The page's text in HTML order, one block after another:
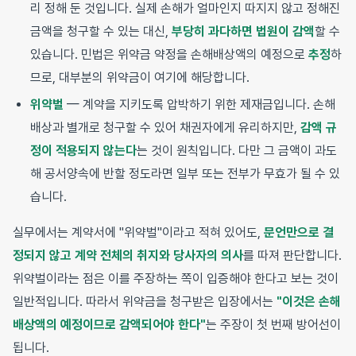
리 정해 둔 것입니다. 실제 손해가 얼마인지 따지지 않고 정해진
금액을 청구할 수 있는 대신, 부당히 과다하면 법원이 감액할 수
있습니다. 민법은 위약금 약정을 손해배상액의 예정으로 추정하
므로, 대부분의 위약금이 여기에 해당합니다.
위약벌 — 계약을 지키도록 압박하기 위한 제재금입니다. 손해
배상과 별개로 청구할 수 있어 채권자에게 유리하지만, 감액 규
정이 적용되지 않는다는 것이 원칙입니다. 다만 그 금액이 과도
해 공서양속에 반할 정도라면 일부 또는 전부가 무효가 될 수 있
습니다.
실무에서는 계약서에 "위약벌"이라고 적혀 있어도, 문언만으로 결
정되지 않고 계약 전체의 취지와 당사자의 의사를 따져 판단합니다.
위약벌이라는 점은 이를 주장하는 쪽이 입증해야 한다고 보는 것이
일반적입니다. 따라서 위약금을 청구받은 입장에서는 "이것은 손해
배상액의 예정이므로 감액되어야 한다"는 주장이 첫 번째 방어선이
됩니다.